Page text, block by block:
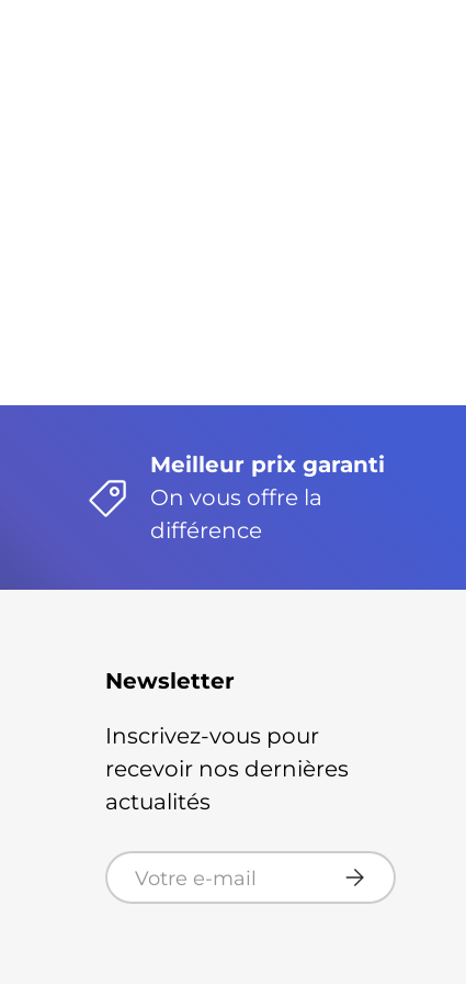
Meilleur prix garanti
On vous offre la
différence
Newsletter
Inscrivez-vous pour
recevoir nos dernières
actualités
E-mail S’inscrire